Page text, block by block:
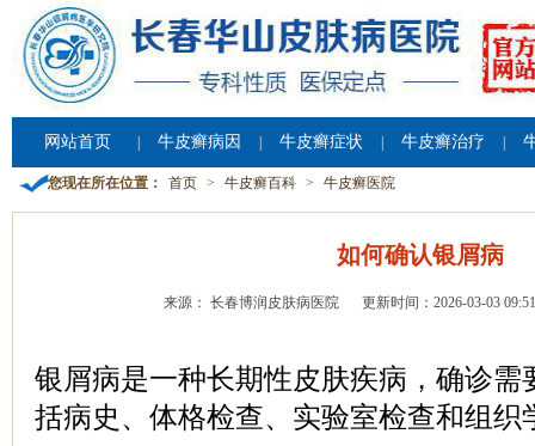
网站首页 牛皮癣病因 牛皮癣症状 牛皮癣治疗
您现在所在位置： 首页 > 牛皮癣百科 > 牛皮癣医院
如何确认银屑病
来源： 长春博润皮肤病医院 更新时间：2026-03-03
银屑病是一种长期性皮肤疾病，确诊需
括病史、体格检查、实验室检查和组织